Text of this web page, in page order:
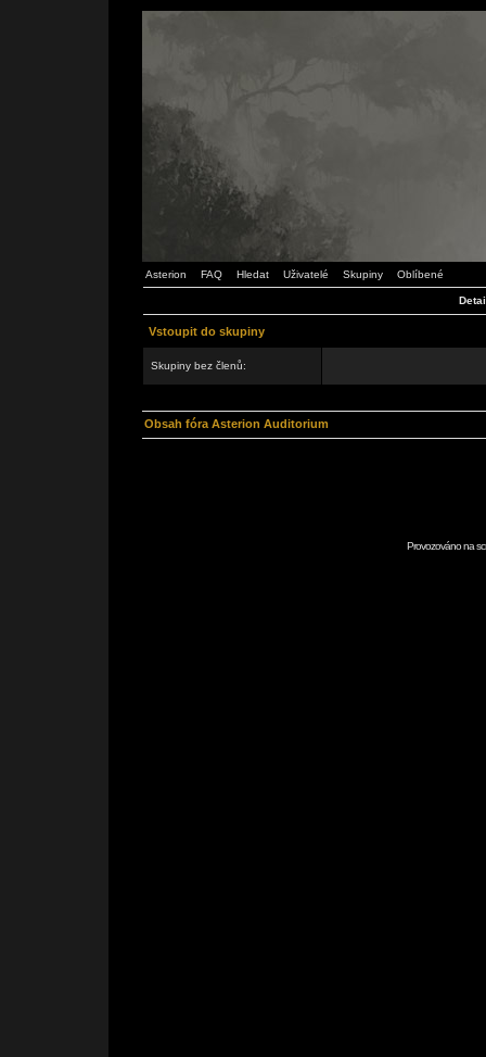
Asterion FAQ Hledat Uživatelé Skupiny Oblíbené
Vstoupit do skupiny
Skupiny bez členů:
Obsah fóra Asterion Auditorium
Provozováno na